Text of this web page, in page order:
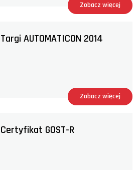
Zobacz więcej
Targi AUTOMATICON 2014
Zobacz więcej
Certyfikat GOST-R